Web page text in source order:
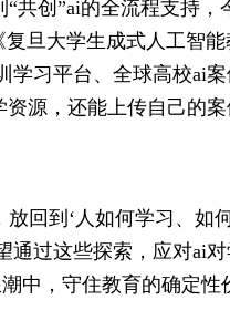
“共创”ai的全流程支持
旦大学生成式人工智
学习平台、全球高校ai
源，还能上传自己的
放回到‘人如何学习、如
通过这些探索，应对ai
中，守住教育的确定性